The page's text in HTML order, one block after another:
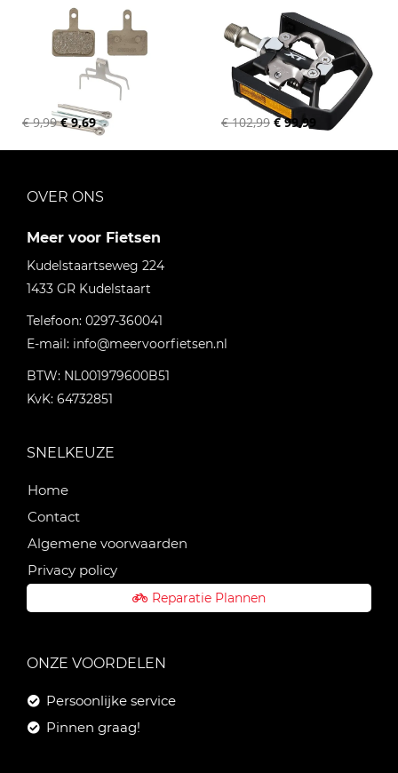
€ 9,99 € 9,69 € 102,99 € 99,99
OVER ONS
Meer voor Fietsen
Kudelstaartseweg 224
1433 GR Kudelstaart
Telefoon: 0297-360041
E-mail: info@meervoorfietsen.nl
BTW: NL001979600B51
KvK: 64732851
SNELKEUZE
Home
Contact
Algemene voorwaarden
Privacy policy
Reparatie Plannen
ONZE VOORDELEN
Persoonlijke service
Pinnen graag!